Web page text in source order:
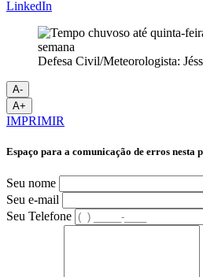
LinkedIn
Defesa Civil/Meteorologista:
A-
A+
IMPRIMIR
Espaço para a comunicação de erros nesta
Seu nome
Seu e-mail
Seu Telefone